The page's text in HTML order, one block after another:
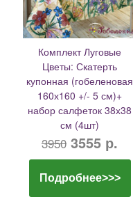
Комплект Луговые
Цветы: Скатерть
купонная (гобеленовая
160х160 +/- 5 см)+
набор салфеток 38х38
см (4шт)
3950 3555 р.
Подробнее>>>